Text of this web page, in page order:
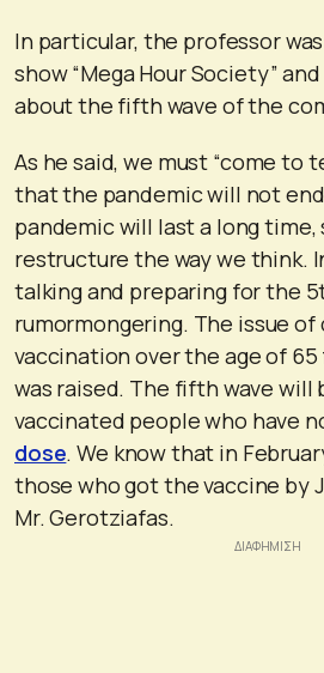
In particular, the professor
show “Mega Hour Society”
about the fifth wave of the
As he said, we must “come to
that the pandemic will not
pandemic will last a long time,
restructure the way we think.
talking and preparing for the
rumormongering. The issue of
vaccination over the age of
was raised. The fifth wave will
vaccinated people who have
dose. We know that in
those who got the vaccine by
Mr. Gerotziafas.